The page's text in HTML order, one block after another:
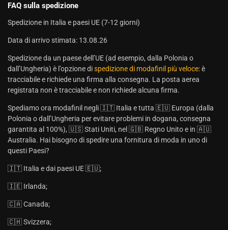
FAQ sulla spedizione
Spedizione in Italia e paesi UE (7-12 giorni)
Data di arrivo stimata: 13.08.26
Spedizione da un paese dell’UE (ad esempio, dalla Polonia o
dall’Ungheria) è l’opzione dispedizione di modafinil più veloce: è
tracciabile e richiede una firma alla consegna. La posta aerea
registrata non è tracciabile e non richiede alcuna firma.
Spediamo ora modafinil negli 🇮🇹 Italia e tutta 🇪🇺 Europa (dalla
Polonia o dall’Ungheria per evitare problemi in dogana, consegna
garantita al 100%), 🇺🇸 Stati Uniti, nel 🇬🇧 Regno Unito e in 🇦🇺
Australia. Hai bisogno di spedire una fornitura di moda in uno di
questi Paesi?
🇮🇹 Italia e dai paesi UE 🇪🇺;
🇮🇪 Irlanda;
🇨🇦 Canada;
🇨🇭 Svizzera;